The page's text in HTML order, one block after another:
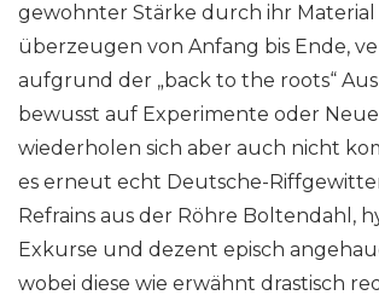
gewohnter Stärke durch ihr Material
überzeugen von Anfang bis Ende,
aufgrund der „back to the roots“
bewusst auf Experimente oder
wiederholen sich aber auch nicht
es erneut echt Deutsche-
Refrains aus der Röhre Boltendahl,
Exkurse und dezent episch
wobei diese wie erwähnt drastisch